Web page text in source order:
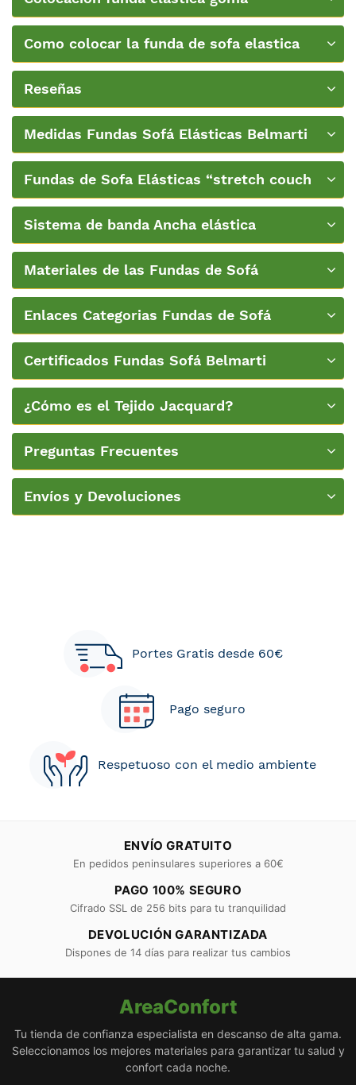
Como colocar la funda de sofa elastica
Reseñas
Medidas Fundas Sofá Elásticas Belmarti
Fundas de Sofa Elásticas “stretch couch
Sistema de banda Ancha elástica
Materiales de las Fundas de Sofá
Enlaces Categorias Fundas de Sofá
Certificados Fundas Sofá Belmarti
¿Cómo es el Tejido Jacquard?
Preguntas Frecuentes
Envíos y Devoluciones
Portes Gratis desde 60€
Pago seguro
Respetuoso con el medio ambiente
ENVÍO GRATUITO
En pedidos peninsulares superiores a 60€
PAGO 100% SEGURO
Cifrado SSL de 256 bits para tu tranquilidad
DEVOLUCIÓN GARANTIZADA
Dispones de 14 días para realizar tus cambios
AreaConfort
Tu tienda de confianza especialista en descanso de alta gama.
Seleccionamos los mejores materiales para garantizar tu salud y
confort cada noche.